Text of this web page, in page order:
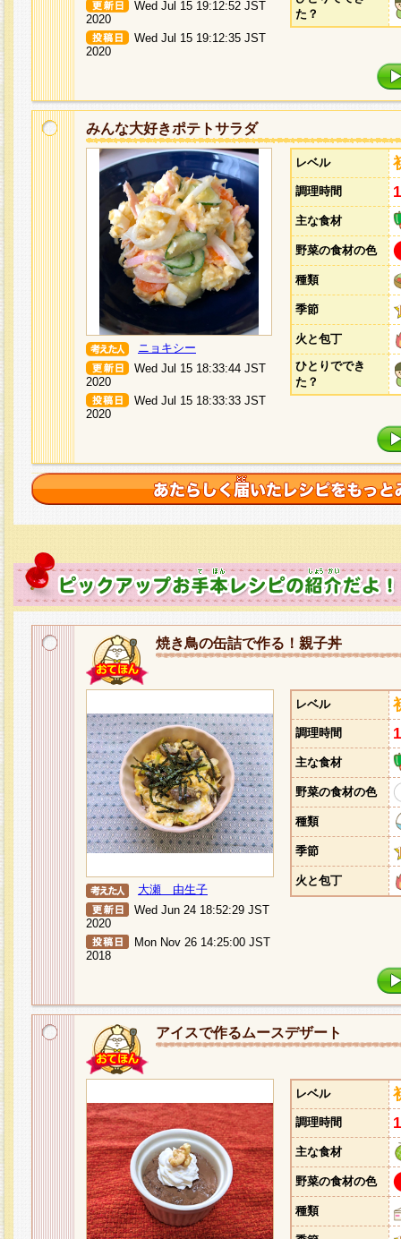
Wed Jul 15 19:12:52 JST
2020
Wed Jul 15 19:12:35 JST
2020
た？
みんな大好きポテトサラダ
ニョキシー
Wed Jul 15 18:33:44 JST
2020
Wed Jul 15 18:33:33 JST
2020
レベル
調理時間
主な食材
野菜の食材の色
種類
季節
火と包丁
ひとりででき
た？
焼き鳥の缶詰で作る！親子丼
大瀬 由生子
Wed Jun 24 18:52:29 JST
2020
Mon Nov 26 14:25:00 JST
2018
レベル
調理時間
主な食材
野菜の食材の色
種類
季節
火と包丁
アイスで作るムースデザート
レベル
調理時間
主な食材
野菜の食材の色
種類